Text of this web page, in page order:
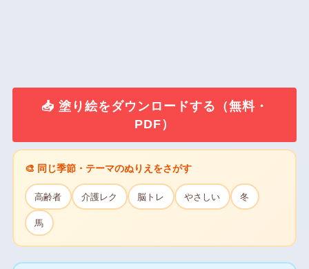
📥 塗り絵をダウンロードする（無料・
PDF）
🎨 同じ季節・テーマのぬりえをさがす
高齢者 介護レク 脳トレ やさしい 冬
馬